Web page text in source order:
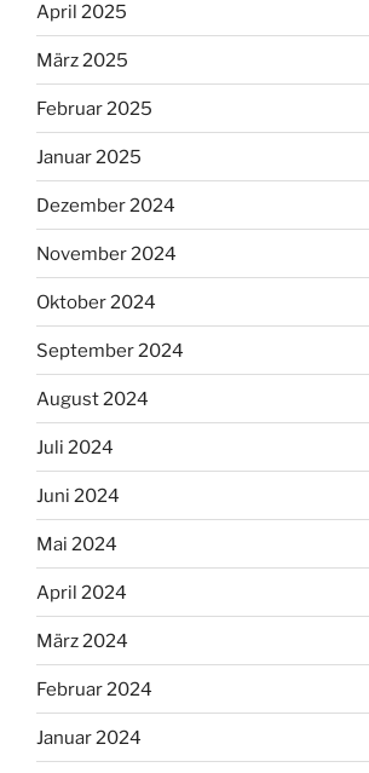
April 2025
März 2025
Februar 2025
Januar 2025
Dezember 2024
November 2024
Oktober 2024
September 2024
August 2024
Juli 2024
Juni 2024
Mai 2024
April 2024
März 2024
Februar 2024
Januar 2024